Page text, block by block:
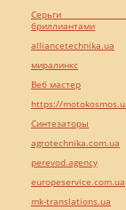
Серьги
бриллиантами
alliancetechnika.ua
миралинкс
Веб мастер
https://
Синтезаторы
agrotechnika.com.ua
perevod.agency
europeservice.com.ua
mk-translations.ua